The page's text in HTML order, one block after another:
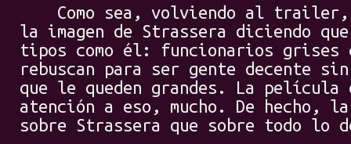
Como sea, volviendo al trailer,
la imagen de Strassera diciendo
tipos como él: funcionarios grises
rebuscan para ser gente decente sin
que le queden grandes. La
atención a eso, mucho. De hecho,
sobre Strassera que sobre todo lo